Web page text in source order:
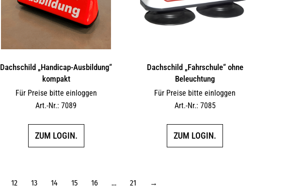
Dachschild „Handicap-Ausbildung“
kompakt
Für Preise bitte einloggen
Art.-Nr.: 7089
ZUM LOGIN.
Dachschild „Fahrschule“ ohne
Beleuchtung
Für Preise bitte einloggen
Art.-Nr.: 7085
ZUM LOGIN.
12 13 14 15 16 … 21 →